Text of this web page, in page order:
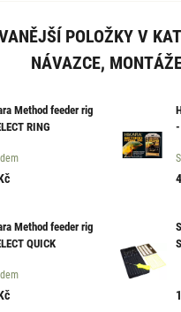
POLOŽKY V
NÁVAZCE,
Method feeder rig
RING
Method feeder rig
QUICK